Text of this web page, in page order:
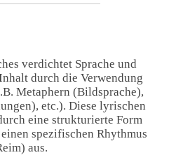
verdichtet Sprache und
durch die Verwendung
Metaphern (Bildsprache),
etc.). Diese lyrischen
eine strukturierte Form
spezifischen Rhythmus
aus.